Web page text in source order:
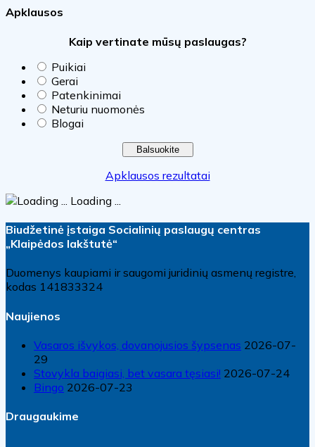
Apklausos
Kaip vertinate mūsų paslaugas?
Puikiai
Gerai
Patenkinimai
Neturiu nuomonės
Blogai
Apklausos rezultatai
Loading ...
Biudžetinė įstaiga Socialinių paslaugų centras
„Klaipėdos lakštutė“
Duomenys kaupiami ir saugomi juridinių asmenų registre,
kodas 141833324
Naujienos
Vasaros išvykos, dovanojusios šypsenas 2026-07-
29
Stovykla baigiasi, bet vasara tęsiasi! 2026-07-24
Bingo 2026-07-23
Draugaukime